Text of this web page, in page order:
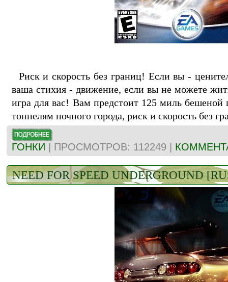
Риск и скорость без границ! Если вы -
ваша стихия - движение, если вы не можете
игра для вас! Вам предстоит 125 миль
тоннелям ночного города, риск и скорость без
ГОНКИ | ПРОСМОТРОВ: 112249 |
NEED FOR SPEED UNDERGROUND